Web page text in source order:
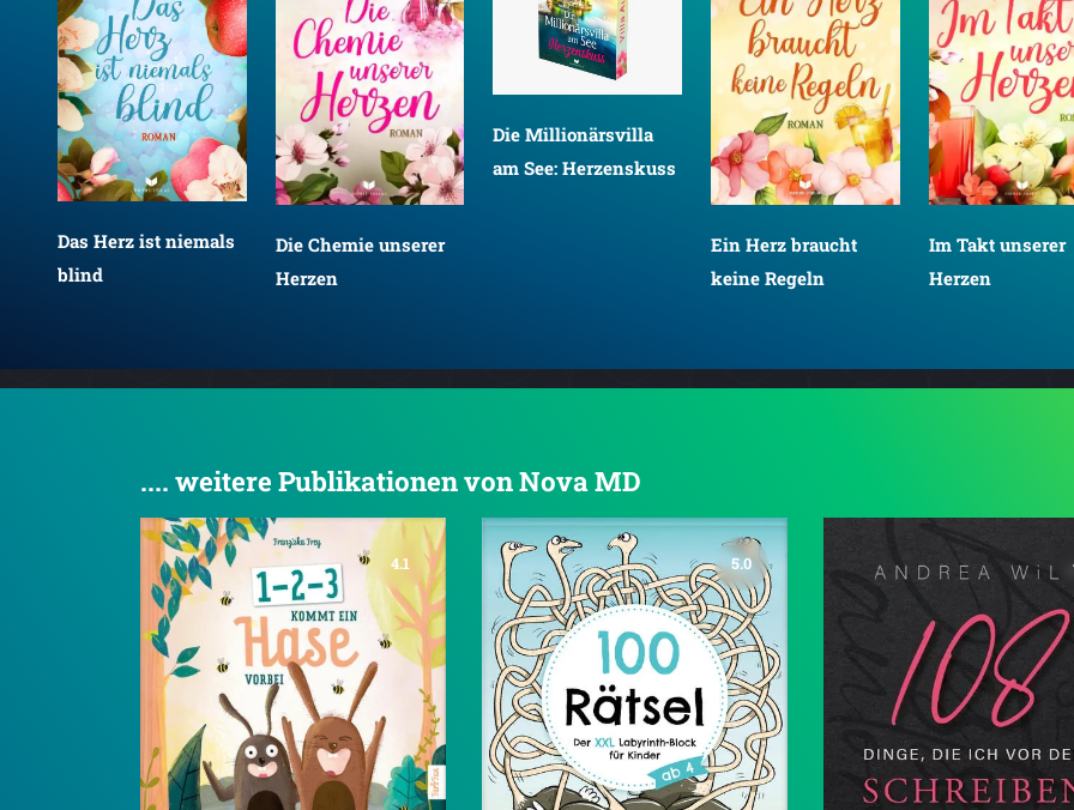
Das Herz ist niemals
blind
Die Chemie unserer
Herzen
Die Millionärsvilla
am See: Herzenskuss
Ein Herz braucht
keine Regeln
Im Takt unserer
Herzen
.... weitere Publikationen von Nova MD
4.1 5.0